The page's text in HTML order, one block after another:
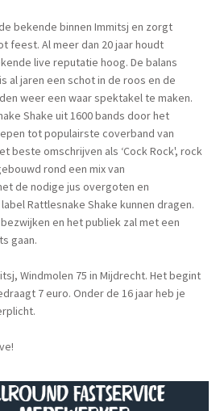
bekende binnen Immitsj en zorgt
feest. Al meer dan 20 jaar houdt
live reputatie hoog. De balans
al jaren een schot in de roos en de
weer een waar spektakel te maken.
Shake uit 1600 bands door het
tot populairste coverband van
beste omschrijven als ‘Cock Rock', rock
rond een mix van
de nodige jus overgoten en
Rattlesnake Shake kunnen dragen.
en het publiek zal met een
gaan.
Windmolen 75 in Mijdrecht. Het begint
7 euro. Onder de 16 jaar heb je